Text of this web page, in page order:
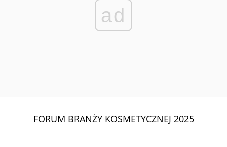
ad
FORUM BRANŻY KOSMETYCZNEJ 2025